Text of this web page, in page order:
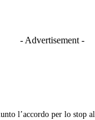
- Advertisement -
l’accordo per lo stop